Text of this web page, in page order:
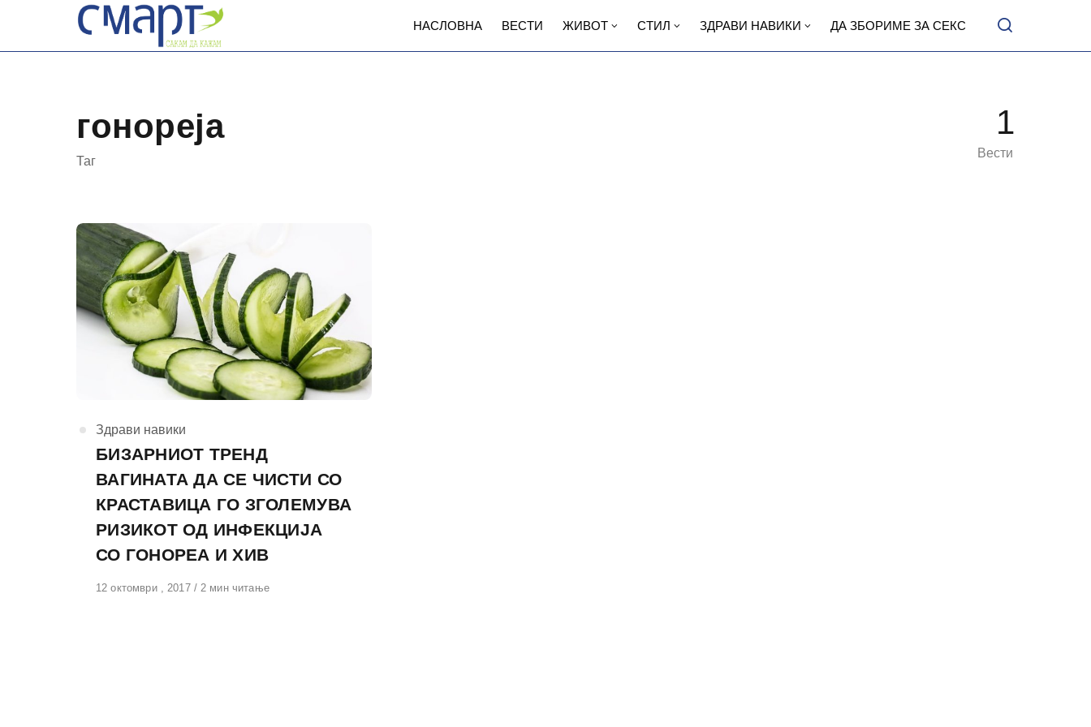
content
НАСЛОВНА ВЕСТИ ЖИВОТ СТИЛ ЗДРАВИ НАВИКИ ДА ЗБОРИМЕ ЗА СЕКС
гонореја
Таг
1
Вести
КАтегорија
Здрави навики
БИЗАРНИОТ ТРЕНД
ВАГИНАТА ДА СЕ ЧИСТИ СО
КРАСТАВИЦА ГО ЗГОЛЕМУВА
РИЗИКОТ ОД ИНФЕКЦИЈА
СО ГОНОРЕА И ХИВ
Објавено
12 октомври , 2017 2 мин читање